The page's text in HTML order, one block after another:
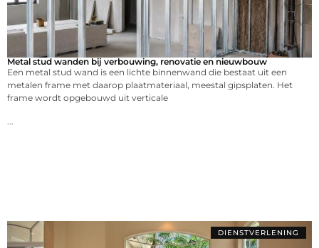
Metal stud wanden bij verbouwing, renovatie en nieuwbouw
Een metal stud wand is een lichte binnenwand die bestaat uit een
metalen frame met daarop plaatmateriaal, meestal gipsplaten. Het
frame wordt opgebouwd uit verticale
DIENSTVERLENING